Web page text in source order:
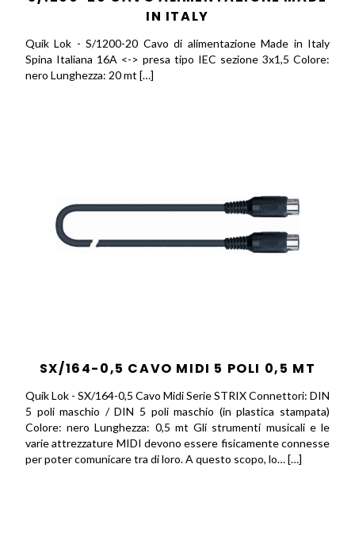
IN ITALY
Quik Lok - S/1200-20 Cavo di alimentazione Made in Italy
Spina Italiana 16A <-> presa tipo IEC sezione 3x1,5 Colore:
nero Lunghezza: 20 mt […]
SX/164-0,5 CAVO MIDI 5 POLI 0,5 MT
Quik Lok - SX/164-0,5 Cavo Midi Serie STRIX Connettori: DIN
5 poli maschio / DIN 5 poli maschio (in plastica stampata)
Colore: nero Lunghezza: 0,5 mt Gli strumenti musicali e le
varie attrezzature MIDI devono essere fisicamente connesse
per poter comunicare tra di loro. A questo scopo, lo… […]